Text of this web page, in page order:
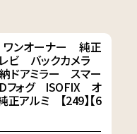
ンオーナー 純正
ビ バックカメラ
ドアミラー スマー
フォグ ISOFIX オ
アルミ 【249】【6